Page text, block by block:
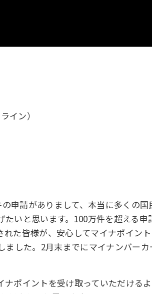
イン）
申請がありまして、本当に多くの
いと思います。100万件を超える
た皆様が、安心してマイナポイン
した。2月末までにマイナンバー
ポイントを受け取っていただける